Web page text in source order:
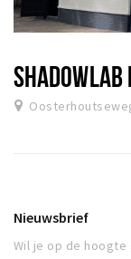
SHADOWLAB
Nieuwsbrief
Wil je op de hoogte